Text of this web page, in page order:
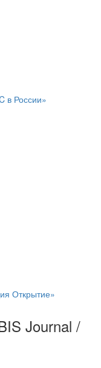
в России»
Открытие»
Journal /